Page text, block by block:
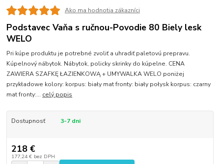
Ako ma hodnotia zákazníci
Podstavec Vaňa s ručnou-Povodie 80 Biely lesk
WELO
Pri kúpe produktu je potrebné zvoliť a uhradiť paletovú prepravu.
Kúpelnový nábytok. Nábytok, policky skrinky do kúpelne. CENA
ZAWIERA SZAFKĘ ŁAZIENKOWĄ + UMYWALKA WELO poniżej
przykładowe kolory: korpus: biały mat fronty: biały połysk korpus: czarny
mat fronty:... celý popis
Dostupnosť 3-7 dni
218 €
177,24 € bez DPH